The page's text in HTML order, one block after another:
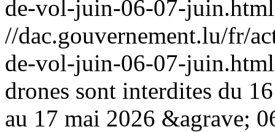
de-vol-juin-06-07-juin.html
//dac.gouvernement.lu/fr/
de-vol-juin-06-07-juin.html
drones sont interdites du
au 17 mai 2026 &agrave;